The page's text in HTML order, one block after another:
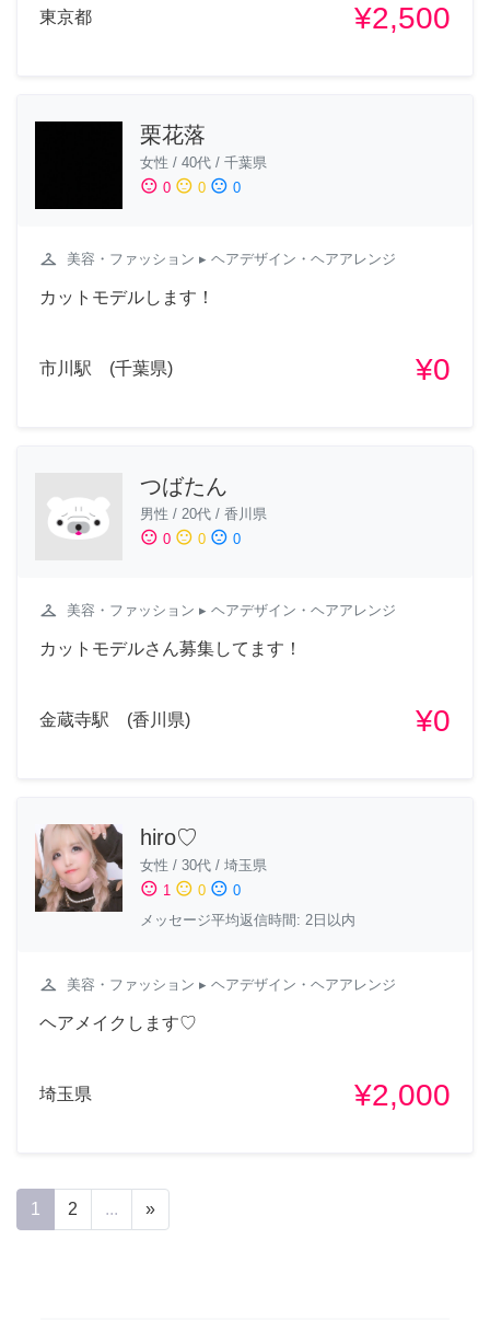
東京都 ¥2,500
栗花落
女性 / 40代 / 千葉県
sentiment_satisfied 0 sentiment_neutral 0 sentiment_dissatisfied 0
checkroom 美容・ファッション ▸ ヘアデザイン・ヘアアレンジ
カットモデルします！
市川駅 (千葉県) ¥0
つばたん
男性 / 20代 / 香川県
sentiment_satisfied 0 sentiment_neutral 0 sentiment_dissatisfied 0
checkroom 美容・ファッション ▸ ヘアデザイン・ヘアアレンジ
カットモデルさん募集してます！
金蔵寺駅 (香川県) ¥0
hiro♡
女性 / 30代 / 埼玉県
sentiment_satisfied 1 sentiment_neutral 0 sentiment_dissatisfied 0
メッセージ平均返信時間: 2日以内
checkroom 美容・ファッション ▸ ヘアデザイン・ヘアアレンジ
ヘアメイクします♡
埼玉県 ¥2,000
1 2 ... »